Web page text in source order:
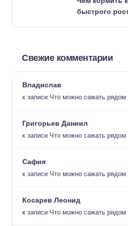
быстрого
Свежие комментарии
Владислав
к записи Что можно сажать рядом
Григорьев Даниил
к записи Что можно сажать рядом
Сафия
к записи Что можно сажать рядом
Косарев Леонид
к записи Что можно сажать рядом